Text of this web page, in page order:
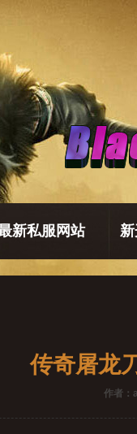
新私服网站
传奇屠龙
作者：